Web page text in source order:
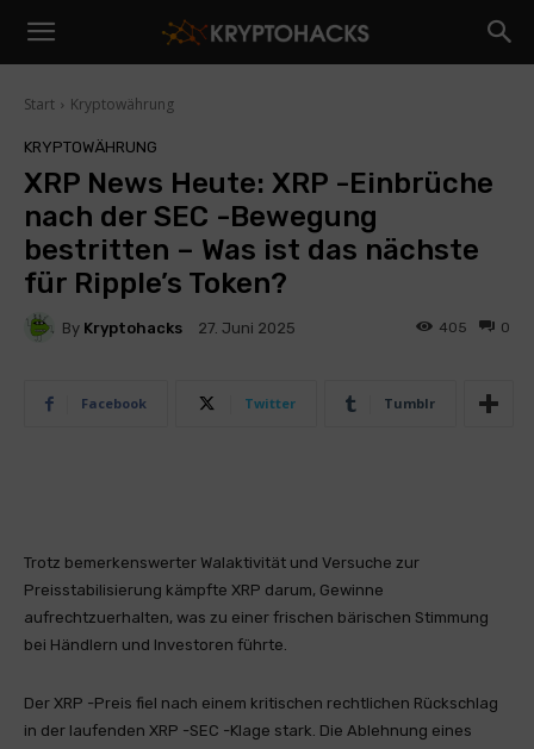
Start Kryptowährung
KRYPTOWÄHRUNG
XRP News Heute: XRP -Einbrüche
nach der SEC -Bewegung
bestritten – Was ist das nächste
für Ripple’s Token?
By Kryptohacks 27. Juni 2025 0
405
Facebook Twitter Tumblr
Trotz bemerkenswerter Walaktivität und Versuche zur
Preisstabilisierung kämpfte XRP darum, Gewinne
aufrechtzuerhalten, was zu einer frischen bärischen Stimmung
bei Händlern und Investoren führte.
Der XRP -Preis fiel nach einem kritischen rechtlichen Rückschlag
in der laufenden XRP -SEC -Klage stark. Die Ablehnung eines